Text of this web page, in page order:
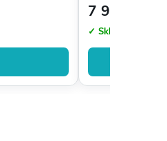
7 990 Kč
✓ Skladem